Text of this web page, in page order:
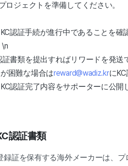
ロジェクトを準備してください。
認証手続が進行中であることを確
\n
書類を提出すればリワードを発送
困難な場合はreward@wadiz.krに
認証完了内容をサポーターに公開
認証書類
録証を保有する海外メーカーは、